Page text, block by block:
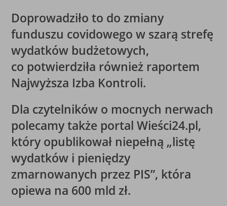
Doprowadziło to do zmiany
funduszu covidowego w szarą strefę
wydatków budżetowych,
co potwierdziła również raportem
Najwyższa Izba Kontroli.
Dla czytelników o mocnych nerwach
polecamy także portal Wieści24.pl,
który opublikował niepełną „listę
wydatków i pieniędzy
zmarnowanych przez PIS”, która
opiewa na 600 mld zł.